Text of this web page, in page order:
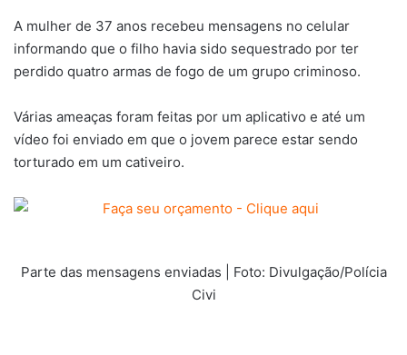
A mulher de 37 anos recebeu mensagens no celular
informando que o filho havia sido sequestrado por ter
perdido quatro armas de fogo de um grupo criminoso.
Várias ameaças foram feitas por um aplicativo e até um
vídeo foi enviado em que o jovem parece estar sendo
torturado em um cativeiro.
Parte das mensagens enviadas | Foto: Divulgação/Polícia
Civi